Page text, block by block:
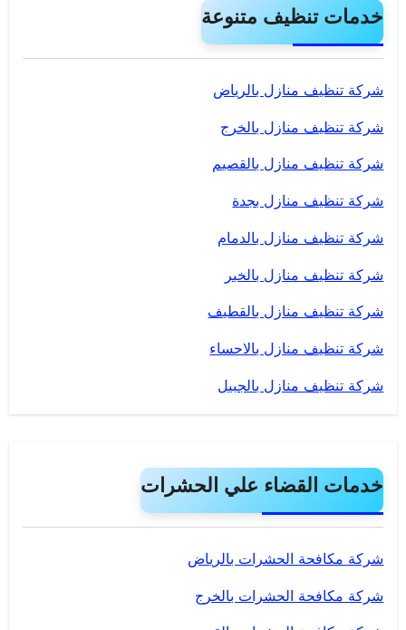
خدمات تنظيف متنوعة
شركة تنظيف منازل بالرياض
شركة تنظيف منازل بالخرج
شركة تنظيف منازل بالقصيم
شركة تنظيف منازل بجدة
شركة تنظيف منازل بالدمام
شركة تنظيف منازل بالخبر
شركة تنظيف منازل بالقطيف
شركة تنظيف منازل بالاحساء
شركة تنظيف منازل بالجبيل
خدمات القضاء علي الحشرات
شركة مكافحة الحشرات بالرياض
شركة مكافحة الحشرات بالخرج